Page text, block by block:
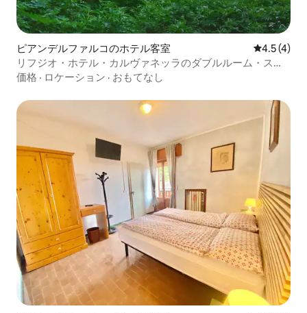
ピアンデルファルコのホテル客室 レビュー4
4.5 (4)
リフジオ・ホテル・カルヴァネッラのダブルルーム・スタ
ンダード
価格 · ロケーション · おもてなし